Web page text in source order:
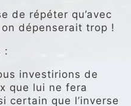
de répéter qu’avec
dépenserait trop !
:
investirions de
que lui ne fera
certain que l’inverse